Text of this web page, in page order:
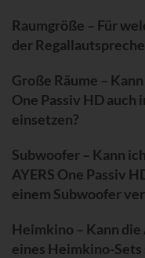
Raumgröße – Für
der
Große Räume –
One Passiv HD auch
einsetzen?
Subwoofer – Kann
AYERS One Passiv
einem Subwoofer
Heimkino – Kann die
eines Heimkino-Sets